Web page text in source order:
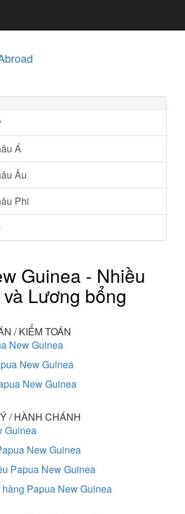
Á
Âu
Phi
Guinea - Nhiều
Lương bổng
/ KIỂM TOÁN
New Guinea
New Guinea
New Guinea
/ HÀNH CHÁNH
Guinea
New Guinea
Papua New Guinea
Papua New Guinea